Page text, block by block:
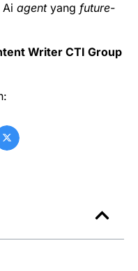
agent yang future-
Writer CTI Group